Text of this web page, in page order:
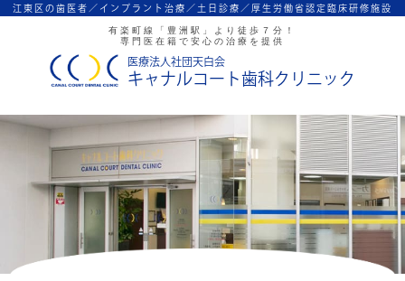
江東区の歯医者／インプラント治療／ 土日診療／厚生労働省認定臨床研修施設
有楽町線「豊洲駅」より徒歩７分！
専門医在籍で安心の治療を提供
医療法人社団天白会
キャナルコート歯科クリニック